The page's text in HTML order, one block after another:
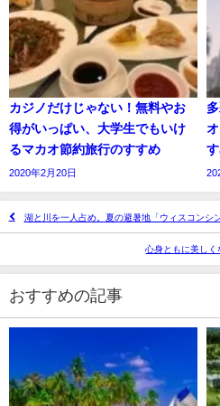
カジノだけじゃない！無料やお
得がいっぱい、大学生でもいけ
るマカオ節約旅行のすすめ
2020年2月20日
湖と川を一人占め。夏の避暑地「ウィスコンシ
心身ともに美しく
おすすめの記事